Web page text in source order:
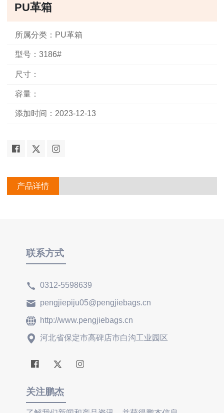
PU革箱
所属分类：PU革箱
型号：3186#
尺寸：
容量：
添加时间：2023-12-13
产品详情
联系方式
0312-5598639
pengjiepiju05@pengjiebags.cn
http://www.pengjiebags.cn
河北省保定市高碑店市白沟工业园区
关注鹏杰